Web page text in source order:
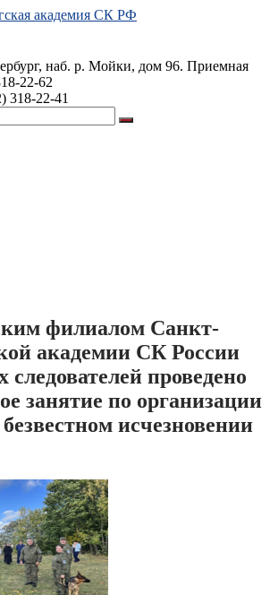
наб. р. Мойки, дом 96. Приемная
22-62
318-22-41
филиалом Санкт-
академии СК России
следователей проведено
занятие по организации
исчезновении